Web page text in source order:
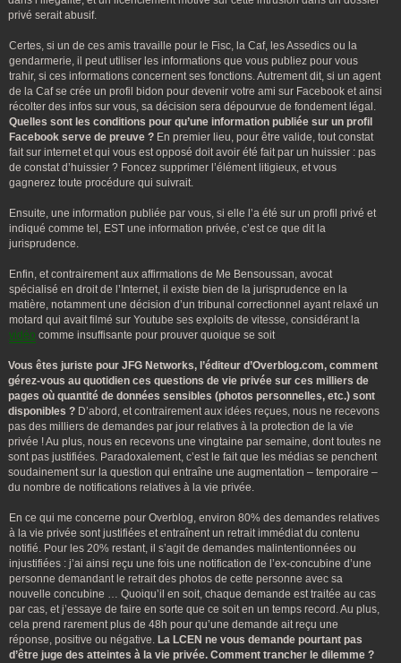
privé serait abusif.
Certes, si un de ces amis travaille pour le Fisc, la Caf, les Assedics ou la
gendarmerie, il peut utiliser les informations que vous publiez pour vous
trahir, si ces informations concernent ses fonctions. Autrement dit, si un agent
de la Caf se crée un profil bidon pour devenir votre ami sur Facebook et ainsi
récolter des infos sur vous, sa décision sera dépourvue de fondement légal.
Quelles sont les conditions pour qu’une information publiée sur un profil
Facebook serve de preuve ? En premier lieu, pour être valide, tout constat
fait sur internet et qui vous est opposé doit avoir été fait par un huissier : pas
de constat d’huissier ? Foncez supprimer l’élément litigieux, et vous
gagnerez toute procédure qui suivrait.
Ensuite, une information publiée par vous, si elle l’a été sur un profil privé et
indiqué comme tel, EST une information privée, c’est ce que dit la
jurisprudence.
Enfin, et contrairement aux affirmations de Me Bensoussan, avocat
spécialisé en droit de l’Internet, il existe bien de la jurisprudence en la
matière, notamment une décision d’un tribunal correctionnel ayant relaxé un
motard qui avait filmé sur Youtube ses exploits de vitesse, considérant la
vidéo comme insuffisante pour prouver quoique se soit
Vous êtes juriste pour JFG Networks, l’éditeur d’Overblog.com, comment
gérez-vous au quotidien ces questions de vie privée sur ces milliers de
pages où quantité de données sensibles (photos personnelles, etc.) sont
disponibles ? D’abord, et contrairement aux idées reçues, nous ne recevons
pas des milliers de demandes par jour relatives à la protection de la vie
privée ! Au plus, nous en recevons une vingtaine par semaine, dont toutes ne
sont pas justifiées. Paradoxalement, c’est le fait que les médias se penchent
soudainement sur la question qui entraîne une augmentation – temporaire –
du nombre de notifications relatives à la vie privée.
En ce qui me concerne pour Overblog, environ 80% des demandes relatives
à la vie privée sont justifiées et entraînent un retrait immédiat du contenu
notifié. Pour les 20% restant, il s’agit de demandes malintentionnées ou
injustifiées : j’ai ainsi reçu une fois une notification de l’ex-concubine d’une
personne demandant le retrait des photos de cette personne avec sa
nouvelle concubine … Quoiqu’il en soit, chaque demande est traitée au cas
par cas, et j’essaye de faire en sorte que ce soit en un temps record. Au plus,
cela prend rarement plus de 48h pour qu’une demande ait reçu une
réponse, positive ou négative. La LCEN ne vous demande pourtant pas
d’être juge des atteintes à la vie privée. Comment trancher le dilemme ?